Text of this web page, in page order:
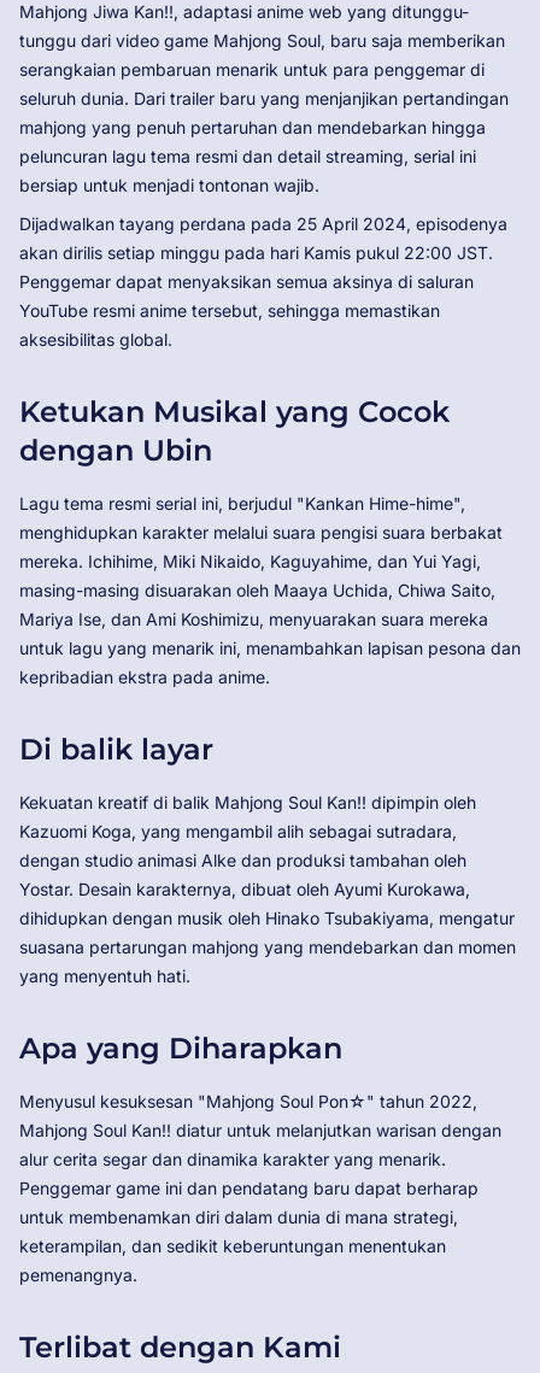
Mahjong Jiwa Kan!!, adaptasi anime web yang ditunggu-
tunggu dari video game Mahjong Soul, baru saja memberikan
serangkaian pembaruan menarik untuk para penggemar di
seluruh dunia. Dari trailer baru yang menjanjikan pertandingan
mahjong yang penuh pertaruhan dan mendebarkan hingga
peluncuran lagu tema resmi dan detail streaming, serial ini
bersiap untuk menjadi tontonan wajib.
Dijadwalkan tayang perdana pada 25 April 2024, episodenya
akan dirilis setiap minggu pada hari Kamis pukul 22:00 JST.
Penggemar dapat menyaksikan semua aksinya di saluran
YouTube resmi anime tersebut, sehingga memastikan
aksesibilitas global.
Ketukan Musikal yang Cocok
dengan Ubin
Lagu tema resmi serial ini, berjudul "Kankan Hime-hime",
menghidupkan karakter melalui suara pengisi suara berbakat
mereka. Ichihime, Miki Nikaido, Kaguyahime, dan Yui Yagi,
masing-masing disuarakan oleh Maaya Uchida, Chiwa Saito,
Mariya Ise, dan Ami Koshimizu, menyuarakan suara mereka
untuk lagu yang menarik ini, menambahkan lapisan pesona dan
kepribadian ekstra pada anime.
Di balik layar
Kekuatan kreatif di balik Mahjong Soul Kan!! dipimpin oleh
Kazuomi Koga, yang mengambil alih sebagai sutradara,
dengan studio animasi Alke dan produksi tambahan oleh
Yostar. Desain karakternya, dibuat oleh Ayumi Kurokawa,
dihidupkan dengan musik oleh Hinako Tsubakiyama, mengatur
suasana pertarungan mahjong yang mendebarkan dan momen
yang menyentuh hati.
Apa yang Diharapkan
Menyusul kesuksesan "Mahjong Soul Pon☆" tahun 2022,
Mahjong Soul Kan!! diatur untuk melanjutkan warisan dengan
alur cerita segar dan dinamika karakter yang menarik.
Penggemar game ini dan pendatang baru dapat berharap
untuk membenamkan diri dalam dunia di mana strategi,
keterampilan, dan sedikit keberuntungan menentukan
pemenangnya.
Terlibat dengan Kami